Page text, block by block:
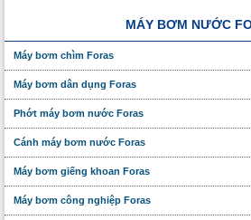
MÁY BƠM NƯỚC
Máy bơm chìm Foras
Máy bơm dân dụng Foras
Phớt máy bơm nước Foras
Cánh máy bơm nước Foras
Máy bơm giếng khoan Foras
Máy bơm công nghiệp Foras